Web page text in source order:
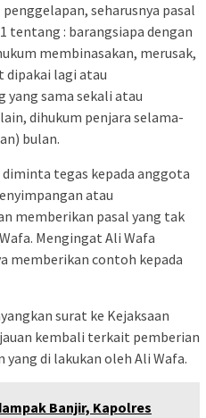
seharusnya pasal
tentang : barangsiapa dengan
membinasakan, merusak,
dipakai lagi atau
yang sama sekali atau
dihukum penjara selama-
bulan.
diminta tegas kepada anggota
atau
memberikan pasal yang tak
Mengingat Ali Wafa
memberikan contoh kepada
surat ke Kejaksaan
kembali terkait pemberian
yang di lakukan oleh Ali Wafa.
Banjir, Kapolres